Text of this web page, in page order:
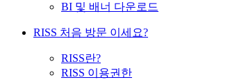
BI 및 배너 다운로드
RISS 처음 방문 이세요?
RISS란?
RISS 이용권한